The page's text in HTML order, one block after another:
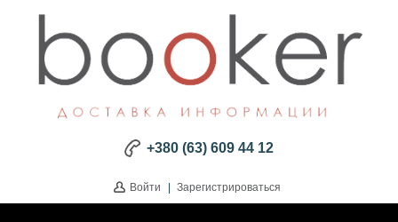
+380 (63) 609 44 12
Войти | Зарегистрироваться